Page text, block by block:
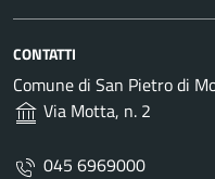
CONTATTI
Comune di San Pietro di
Via Motta, n. 2
045 6969000